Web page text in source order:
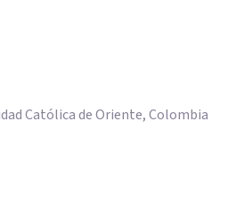
Católica de Oriente, Colombia